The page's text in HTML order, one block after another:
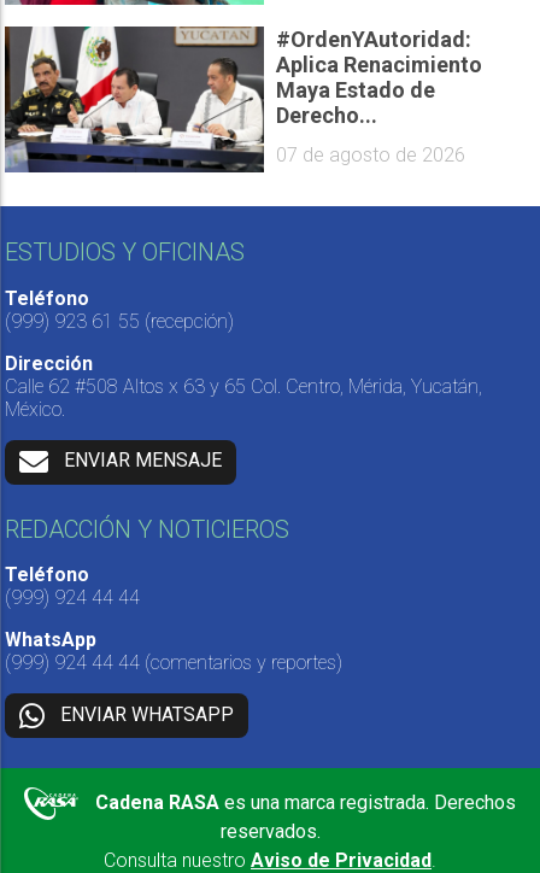
#OrdenYAutoridad:
Aplica Renacimiento
Maya Estado de
Derecho...
07 de agosto de 2026
ESTUDIOS Y OFICINAS
Teléfono
(999) 923 61 55 (recepción)
Dirección
Calle 62 #508 Altos x 63 y 65 Col. Centro, Mérida, Yucatán,
México.
ENVIAR MENSAJE
REDACCIÓN Y NOTICIEROS
Teléfono
(999) 924 44 44
WhatsApp
(999) 924 44 44 (comentarios y reportes)
ENVIAR WHATSAPP
Cadena RASA es una marca registrada. Derechos
reservados.
Consulta nuestro Aviso de Privacidad.